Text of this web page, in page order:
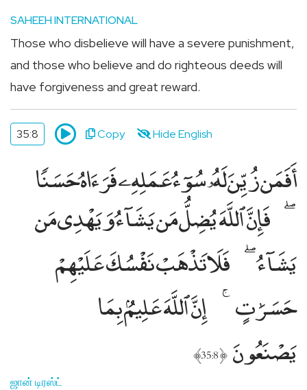
SAHEEH INTERNATIONAL
Those who disbelieve will have a severe punishment,
and those who believe and do righteous deeds will
have forgiveness and great reward.
35:8 Copy Hide English
أَفَمَن زُيِّنَ لَهُۥ سُوٓءُ عَمَلِهِۦ فَرَءَاهُ حَسَنًۭا
فَإِنَّ ٱللَّهَ يُضِلُّ مَن يَشَآءُ وَيَهْدِى مَن
يَشَآءُ فَلَا تَذْهَبْ نَفْسُكَ عَلَيْهِمْ
حَسَرَٰتٍ إِنَّ ٱللَّهَ عَلِيمٌۢ بِمَا
يَصْنَعُونَ ﴿35:8﴾
ஜான் டிரஸ்ட்